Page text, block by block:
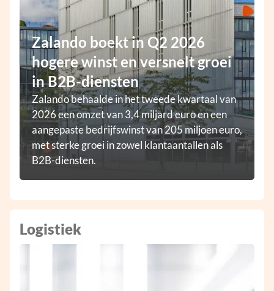
Zalando boekt in Q2 2026
hogere winst en versnelt groei
in B2B-diensten
Zalando behaalde in het tweede kwartaal van
2026 een omzet van 3,4 miljard euro en een
aangepaste bedrijfswinst van 205 miljoen euro,
met sterke groei in zowel klantaantallen als
B2B-diensten.
Logistiek